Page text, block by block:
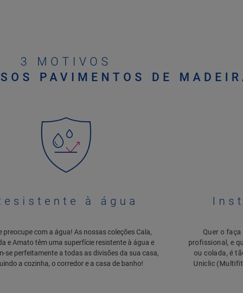
3 MOTIVOS
PAVIMENTOS DE
à água
preocupe com a água! As nossas coleções Cala,
e Amato têm uma superfície resistente à água e
se perfeitamente a todas as divisões da sua casa,
a cozinha, o corredor e a casa de banho!
Quer o
profissional, e
ou colada, é
Uniclic